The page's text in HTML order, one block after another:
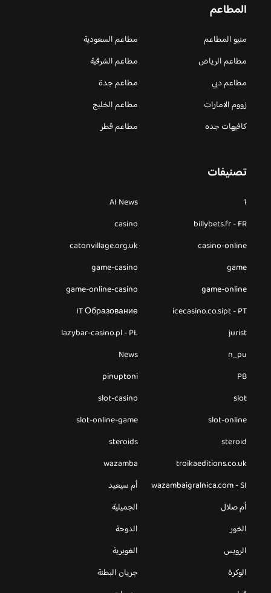
المطاعم
منيو المطاعم
مطاعم السعودية
مطاعم الرياض
مطاعم الشرقية
مطاعم دبي
مطاعم جدة
زووم الامارات
مطاعم الخليج
كافيهات جده
مطاعم قطر
تصنيفات
1
AI News
billybets.fr - FR
casino
casino-online
catonvillage.org.uk
game
game-casino
game-online
game-online-casino
icecasino.co.sipt - PT
IT Образование
jurist
lazybar-casino.pl - PL
n_pu
News
PB
pinuptoni
slot
slot-casino
slot-online
slot-online-game
steroid
steroids
troikaeditions.co.uk
wazamba
wazambaigralnica.com - SI
أم سيعيد
أم صلال
الجميلية
الخور
الدوحة
الرويس
الغويرية
الوكرة
جريان البطنة